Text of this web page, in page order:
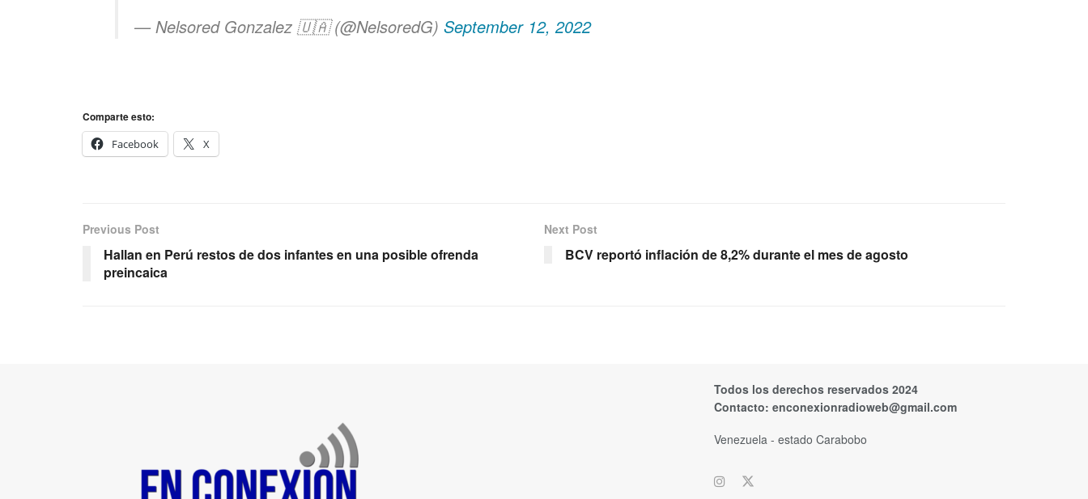
— Nelsored Gonzalez 🇺🇦 (@NelsoredG) September 12, 2022
Comparte esto:
Facebook
X
Previous Post
Hallan en Perú restos de dos infantes en una posible ofrenda
preincaica
Next Post
BCV reportó inflación de 8,2% durante el mes de agosto
Todos los derechos reservados 2024
Contacto: enconexionradioweb@gmail.com
Venezuela - estado Carabobo